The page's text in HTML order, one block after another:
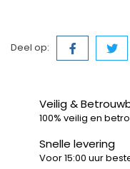
Deel op:
Veilig &
100% veilig en
Snelle levering
Voor 15:00 uur